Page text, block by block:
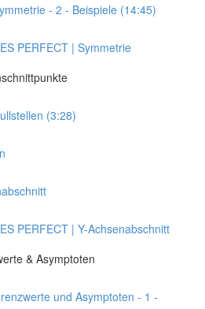
- 2 - Beispiele (14:45)
PERFECT | Symmetrie
(3:28)
PERFECT | Y-Achsenabschnitt
& Asymptoten
und Asymptoten - 1 -